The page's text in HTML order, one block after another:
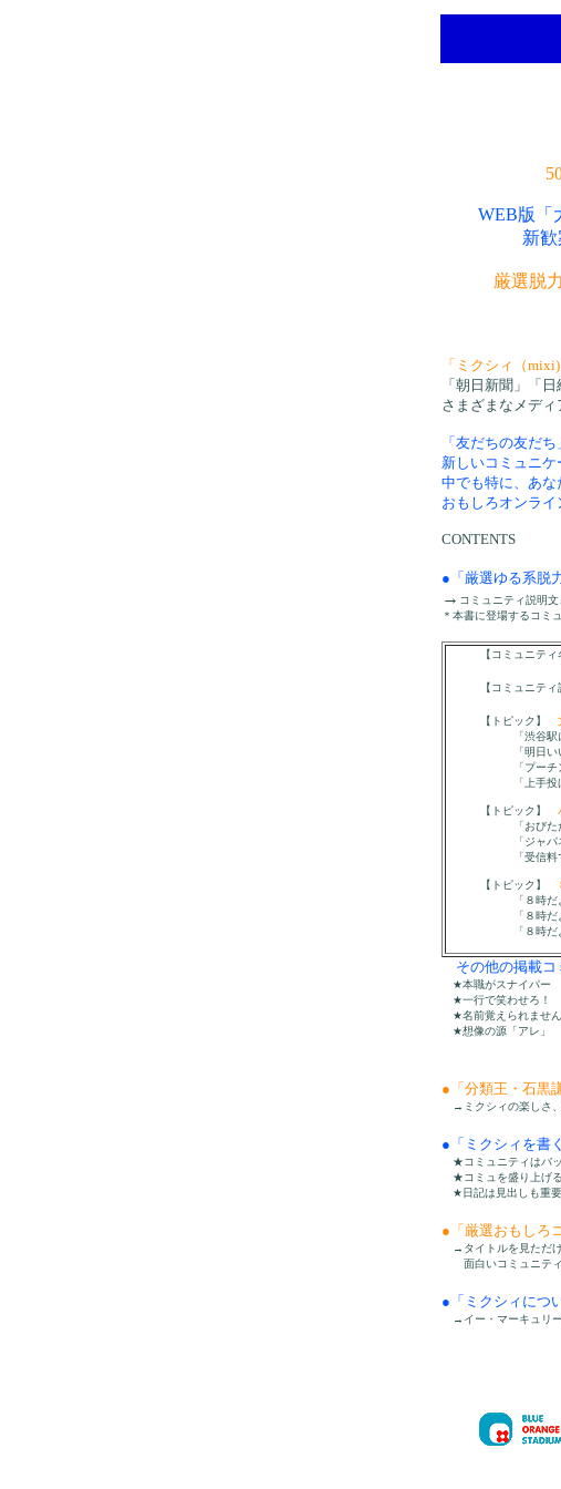
WEB版「
新
厳選脱
「ミクシィ（
「朝日新聞」「
さまざまなメディ
「友だちの友だ
新しいコミュニケ
中でも特に、あな
おもしろオンライ
CONTENTS
●「厳選ゆる系脱
→ コミュニティ説明
＊本書に登場するコミ
【コミュニティ名
【コミュニティ説
【トピック】
「渋谷駅に18
「明日いいとも
「プーチン大統
「上手投げで朝
【トピック】
「おびただしい
「ジャパネット
「受信料で支
【トピック】
「８時だよ！
「８時だよ！
「８時だよ！
その他の掲載コ
★本職がスナイパ
★一行で笑わせろ！
★名前覚えられま
★想像の源「アレ」
●「分類王・石黒
→ミクシィの楽しさ
●「ミクシィを書
★コミュニティはバッ
★コミュを盛り上げる
★日記は見出しも重
●「厳選おもしろ
→タイトルを見ただけ
面白いコミュニティ
●「ミクシィにつ
→イー・マーキュリ